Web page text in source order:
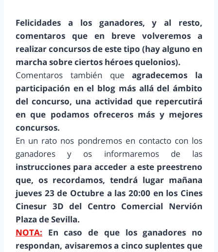
Felicidades a los ganadores, y al resto,
comentaros que en breve volveremos a
realizar concursos de este tipo (hay alguno en
marcha sobre ciertos héroes quelonios).
Comentaros también queagradecemos la
participación en el blog más allá del ámbito
del concurso, una actividad que repercutirá
en que podamos ofreceros más y mejores
concursos.
En un rato nos pondremos en contacto con los
ganadores y os informaremos de las
instrucciones para acceder a este preestreno
que, os recordamos, tendrá lugar mañana
jueves 23 de Octubre a las 20:00 en los Cines
Cinesur 3D del Centro Comercial Nervión
Plaza de Sevilla.
NOTA: En caso de que los ganadores no
respondan, avisaremos a cinco suplentes que